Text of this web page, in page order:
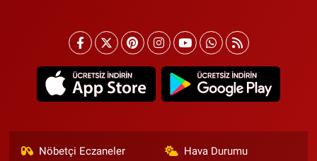
Nöbetçi Eczaneler Hava Durumu